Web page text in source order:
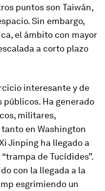
puntos son Taiwán,
Sin embargo,
el ámbito con mayor
a corto plazo
interesante y de
públicos. Ha generado
militares,
en Washington
Jinping ha llegado a
de Tucídides”.
con la llegada a la
esgrimiendo un